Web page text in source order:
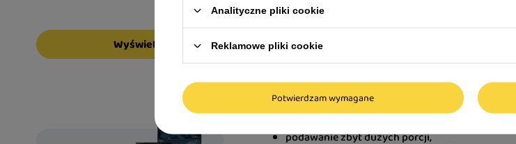
Wyświetl
Najważniejsze są
Jakie błędy popełniają właściciele przy wyborze
Najczęstsze błędy to:
wybór karm z dużą ilością zbóż,
podawanie zbyt dużych porcji,
Analityczne pliki cookie
Reklamowe pliki cookie
Potwierdzam wymagane